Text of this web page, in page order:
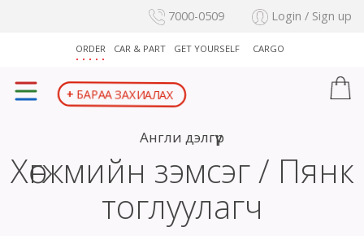
7000-0509 Login / Sign up
ORDER CAR & PART GET YOURSELF CARGO
+ БАРАА ЗАХИАЛАХ
Англи дэлгүүр
Хөгжмийн зэмсэг / Пянк
тоглуулагч